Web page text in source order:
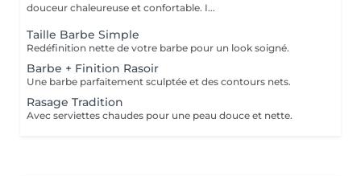
douceur chaleureuse et confortable. I...
Taille Barbe Simple
Redéfinition nette de votre barbe pour un look soigné.
Barbe + Finition Rasoir
Une barbe parfaitement sculptée et des contours nets.
Rasage Tradition
Avec serviettes chaudes pour une peau douce et nette.